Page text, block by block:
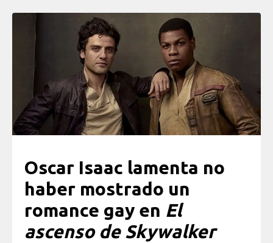
Oscar Isaac lamenta no
haber mostrado un
romance gay en El
ascenso de Skywalker